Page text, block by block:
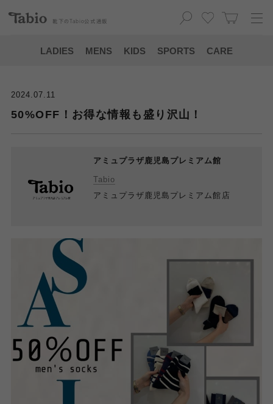
靴下の Tabio 公式通販
LADIES MENS KIDS SPORTS CARE
2024.07.11
50%OFF！お得な情報も盛り沢山！
アミュプラザ鹿児島プレミアム館
Tabio
アミュプラザ鹿児島プレミアム館店